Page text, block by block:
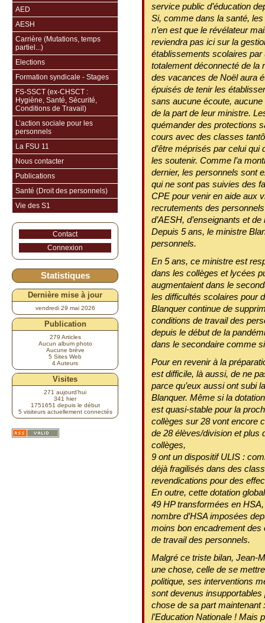
service public d’éducation
Si, comme dans la santé,
n’en est que le révélateur
reviendra pas ici sur la
établissements scolaires par
totalement déconnecté de la
des vacances de Noël aura
épuisés de tenir les
sans aucune écoute,
de la part de leur ministre.
quémander des protections
cours avec des classes
d’être méprisés par celui
les soutenir. Comme l’a
dernier, les personnels sont
qui ne sont pas suivies des
CPE pour venir en aide aux
recrutements des
d’AESH, d’enseignants et
Depuis 5 ans, le ministre
personnels.
En 5 ans, ce ministre est
dans les collèges et lycées
augmentaient dans le
les difficultés scolaires pour
Blanquer continue de
conditions de travail des
depuis le début de la
dans le secondaire comme
Pour en revenir à la
est difficile, là aussi, de ne
parce qu’eux aussi ont subi
Blanquer. Même si la
est quasi-stable pour la
collèges sur 28 vont encore
de 28 élèves/division et plus
collèges,
9 ont un dispositif ULIS :
déjà fragilisés dans des
revendications pour des
En outre, cette dotation
49 HP transformées en
nombre d’HSA imposées
moins bon encadrement des
de travail des personnels.
Malgré ce triste bilan, Jean-
une chose, celle de se
politique, ses interventions
sont devenus insupportables
chose de sa part maintenant
l’Education Nationale ! Mais
AED
AESH
Carrière (Mutations, temps
partiel...)
Elections
Formation syndicale - Stages
FS-SSCT (ex-CHSCT :
Hygiène, Santé, Sécurité,
Conditions de Travail)
L’action sociale pour les
personnels
La FSU 11
Nous contacter
Publications
Santé (Droit des personnels)
Vie des S1
Contact
Connexion
Statistiques
Dernière mise à jour
vendredi 29 mai 2026
Publication
279 Articles
Aucun album photo
Aucune brève
5 Sites Web
4 Auteurs
Visites
271 aujourd’hui
341 hier
1751651 depuis le début
5 visiteurs actuellement connectés